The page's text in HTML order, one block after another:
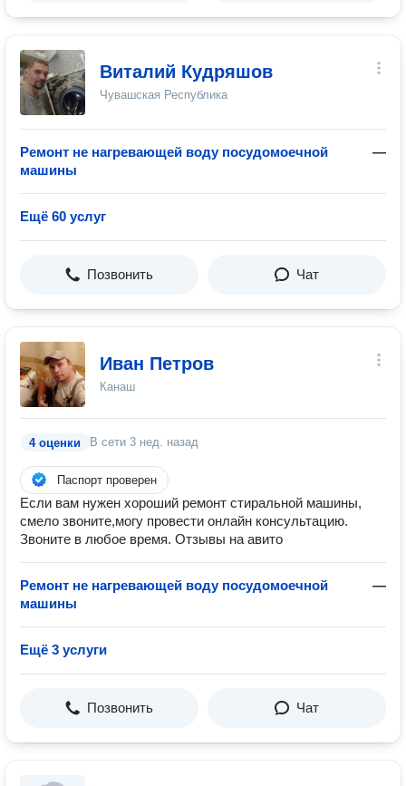
Виталий Кудряшов
Чувашская Республика
Ремонт не нагревающей воду посудомоечной
машины
—
Ещё 60 услуг
Позвонить Чат
Иван Петров
Канаш
4 оценки В сети 3 нед. назад
Паспорт проверен
Если вам нужен хороший ремонт стиральной машины,
смело звоните,могу провести онлайн консультацию.
Звоните в любое время. Отзывы на авито
Ремонт не нагревающей воду посудомоечной
машины
—
Ещё 3 услуги
Позвонить Чат